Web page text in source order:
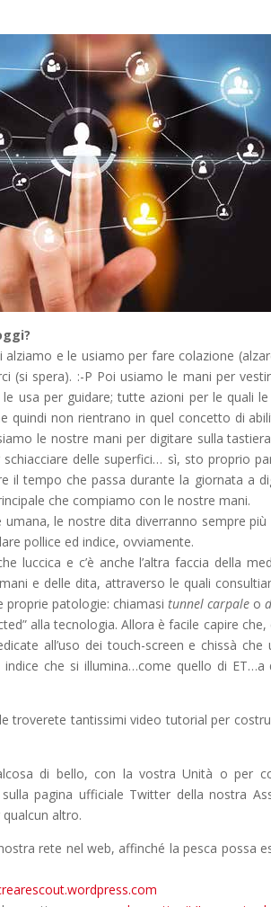
e le usiamo per fare colazione
(si spera). :-P Poi usiamo le mani per
usa per guidare; tutte azioni per le quali
quindi non rientrano in quel concetto di
le nostre mani per digitare sulla
delle superfici… sì, sto proprio
il tempo che passa durante la giornata a
che compiamo con le nostre mani.
umana, le nostre dita diverranno sempre
pollice ed indice, ovviamente.
luccica e c’è anche l’altra faccia della
e delle dita, attraverso le quali
patologie: chiamasi tunnel carpaleo
alla tecnologia. Allora è facile capire
all’uso dei touch-screen e chissà
che si illumina…come quello di
troverete tantissimi video tutorial per
di bello, con la vostra Unità o per
pagina ufficiale Twitter della nostra
altro.
rete nel web, affinché la pesca possa